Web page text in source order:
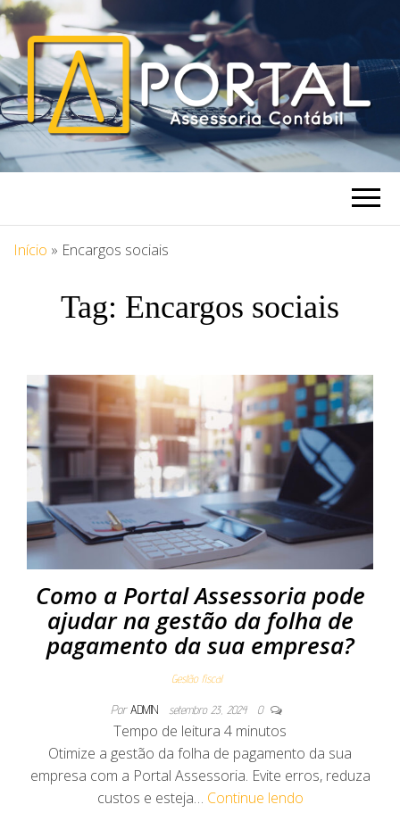
PORTAL
ASSESSORIA
Blog Portal Assessoria
Início » Encargos sociais
Tag: Encargos sociais
Como a Portal Assessoria pode
ajudar na gestão da folha de
pagamento da sua empresa?
Gestão fiscal
Por ADMIN setembro 23, 2024 0
Tempo de leitura 4 minutos
Otimize a gestão da folha de pagamento da sua
empresa com a Portal Assessoria. Evite erros, reduza
custos e esteja… Continue lendo